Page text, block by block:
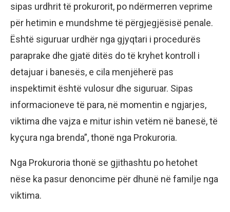
sipas urdhrit të prokurorit, po ndërmerren veprime
për hetimin e mundshme të përgjegjësisë penale.
Është siguruar urdhër nga gjyqtari i procedurës
paraprake dhe gjatë ditës do të kryhet kontroll i
detajuar i banesës, e cila menjëherë pas
inspektimit është vulosur dhe siguruar. Sipas
informacioneve të para, në momentin e ngjarjes,
viktima dhe vajza e mitur ishin vetëm në banesë, të
kyçura nga brenda”, thonë nga Prokuroria.
Nga Prokuroria thonë se gjithashtu po hetohet
nëse ka pasur denoncime për dhunë në familje nga
viktima.